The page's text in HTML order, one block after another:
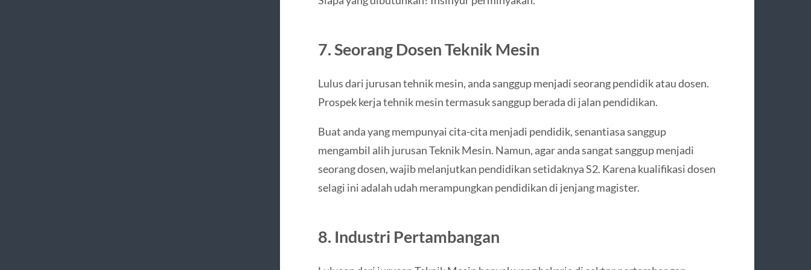
7. Seorang Dosen Teknik Mesin
Lulus dari jurusan tehnik mesin, anda sanggup menjadi seorang pendidik atau dosen.
Prospek kerja tehnik mesin termasuk sanggup berada di jalan pendidikan.
Buat anda yang mempunyai cita-cita menjadi pendidik, senantiasa sanggup
mengambil alih jurusan Teknik Mesin. Namun, agar anda sangat sanggup menjadi
seorang dosen, wajib melanjutkan pendidikan setidaknya S2. Karena kualifikasi dosen
selagi ini adalah udah merampungkan pendidikan di jenjang magister.
8. Industri Pertambangan